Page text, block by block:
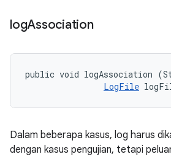
logAssociation
public void logAssociation
LogFile
Dalam beberapa kasus, log harus
dengan kasus pengujian, tetapi